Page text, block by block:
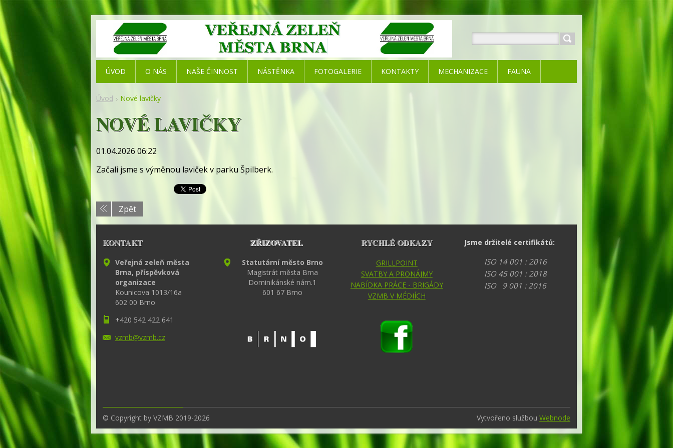
Úvod Nové lavičky
NOVÉ LAVIČKY
01.04.2026 06:22
Začali jsme s výměnou laviček v parku Špilberk.
Zpět
ÚVOD O NÁS NAŠE ČINNOST NÁSTĚNKA FOTOGALERIE KONTAKTY MECHANIZACE FAUNA
KONTAKT
Veřejná zeleň města
Brna, příspěvková
organizace
Kounicova 1013/16a
602 00 Brno
+420 542 422 641
vzmb@vzmb.cz
ZŘIZOVATEL
Statutární město Brno
Magistrát města Brna
Dominikánské nám.1
601 67 Brno
RYCHLÉ ODKAZY
GRILLPOINT
SVATBY A PRONÁJMY
NABÍDKA PRÁCE - BRIGÁDY
VZMB V MÉDIÍCH
Jsme držitelé certifikátů:
ISO 14 001 : 2016
ISO 45 001 : 2018
ISO 9 001 : 2016
© Copyright by VZMB 2019-2026 Vytvořeno službou Webnode